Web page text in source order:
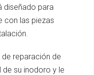
diseñado para
con las piezas
reparación de
de su inodoro y le